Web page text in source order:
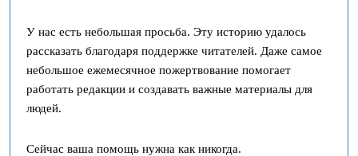
У нас есть небольшая просьба. Эту историю удалось
рассказать благодаря поддержке читателей. Даже самое
небольшое ежемесячное пожертвование помогает
работать редакции и создавать важные материалы для
людей.
Сейчас ваша помощь нужна как никогда.